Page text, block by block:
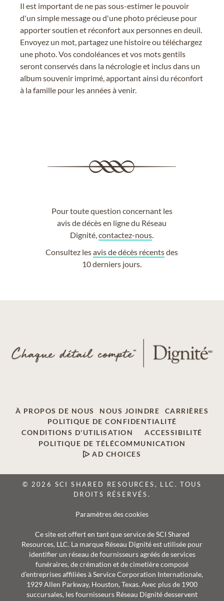
Il est important de ne pas sous-estimer le pouvoir
d'un simple message ou d'une photo précieuse pour
apporter soutien et réconfort aux personnes en deuil.
Envoyez un mot, partagez une histoire ou téléchargez
une photo. Vos condoléances et vos mots gentils
seront conservés dans la nécrologie et inclus dans un
album souvenir imprimé, apportant ainsi du réconfort
à la famille pour les années à venir.
Pour toute question concernant les
avis de décès en ligne du Réseau
Dignité,contactez-nous
Consultez lesavis de décès récentsdes
10 derniers jours.
À PROPOS DE NOUS NOUS JOINDRE
CARRIÈRES
POLITIQUE DE CONFIDENTIALITÉ
CONDITIONS D'UTILISATION
ACCESSIBILITÉ
POLITIQUE DE TÉLÉCOMMUNICATION
AD CHOICES
© 2026 SCI SHARED RESOURCES, LLC. TOUS
DROITS RÉSERVÉS.
Paramètres des cookies
Ce site est offert en tant que service de SCI Shared
Resources, LLC. La marque Réseau Dignité est utilisée pour
identifier un réseau de fournisseurs agréés de services
funéraires, de crémation et de cimetière composé
d’entreprises affiliées à Service Corporation Internationale,
1929 Allen Parkway, Houston, Texas. Avec plus de 1900
succursales, les fournisseurs Réseau Dignité desservent